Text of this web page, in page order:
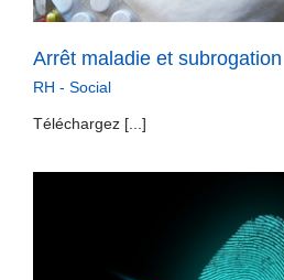
Arrêt maladie et subrogation
RH - Social
Téléchargez [...]